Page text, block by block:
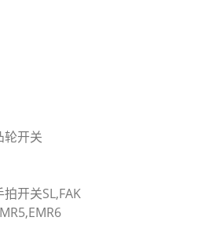
轮开关
开关SL,FAK